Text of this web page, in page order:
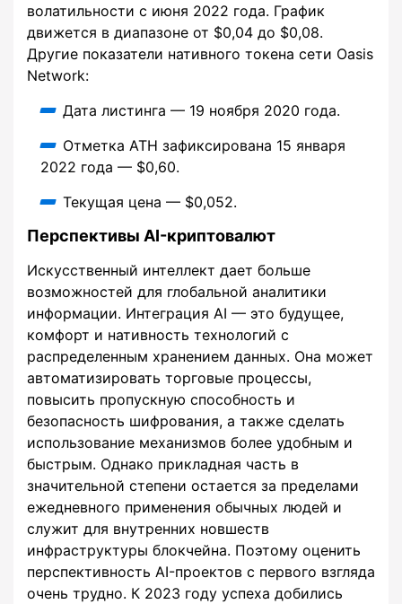
волатильности с июня 2022 года. График
движется в диапазоне от $0,04 до $0,08.
Другие показатели нативного токена сети Oasis
Network:
Дата листинга — 19 ноября 2020 года.
Отметка ATH зафиксирована 15 января
2022 года — $0,60.
Текущая цена — $0,052.
Перспективы AI-криптовалют
Искусственный интеллект дает больше
возможностей для глобальной аналитики
информации. Интеграция AI — это будущее,
комфорт и нативность технологий с
распределенным хранением данных. Она может
автоматизировать торговые процессы,
повысить пропускную способность и
безопасность шифрования, а также сделать
использование механизмов более удобным и
быстрым. Однако прикладная часть в
значительной степени остается за пределами
ежедневного применения обычных людей и
служит для внутренних новшеств
инфраструктуры блокчейна. Поэтому оценить
перспективность AI-проектов с первого взгляда
очень трудно. К 2023 году успеха добились